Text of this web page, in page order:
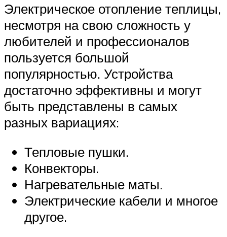
Электрическое отопление теплицы,
несмотря на свою сложность у
любителей и профессионалов
пользуется большой
популярностью. Устройства
достаточно эффективны и могут
быть представлены в самых
разных вариациях:
Тепловые пушки.
Конвекторы.
Нагревательные маты.
Электрические кабели и многое
другое.